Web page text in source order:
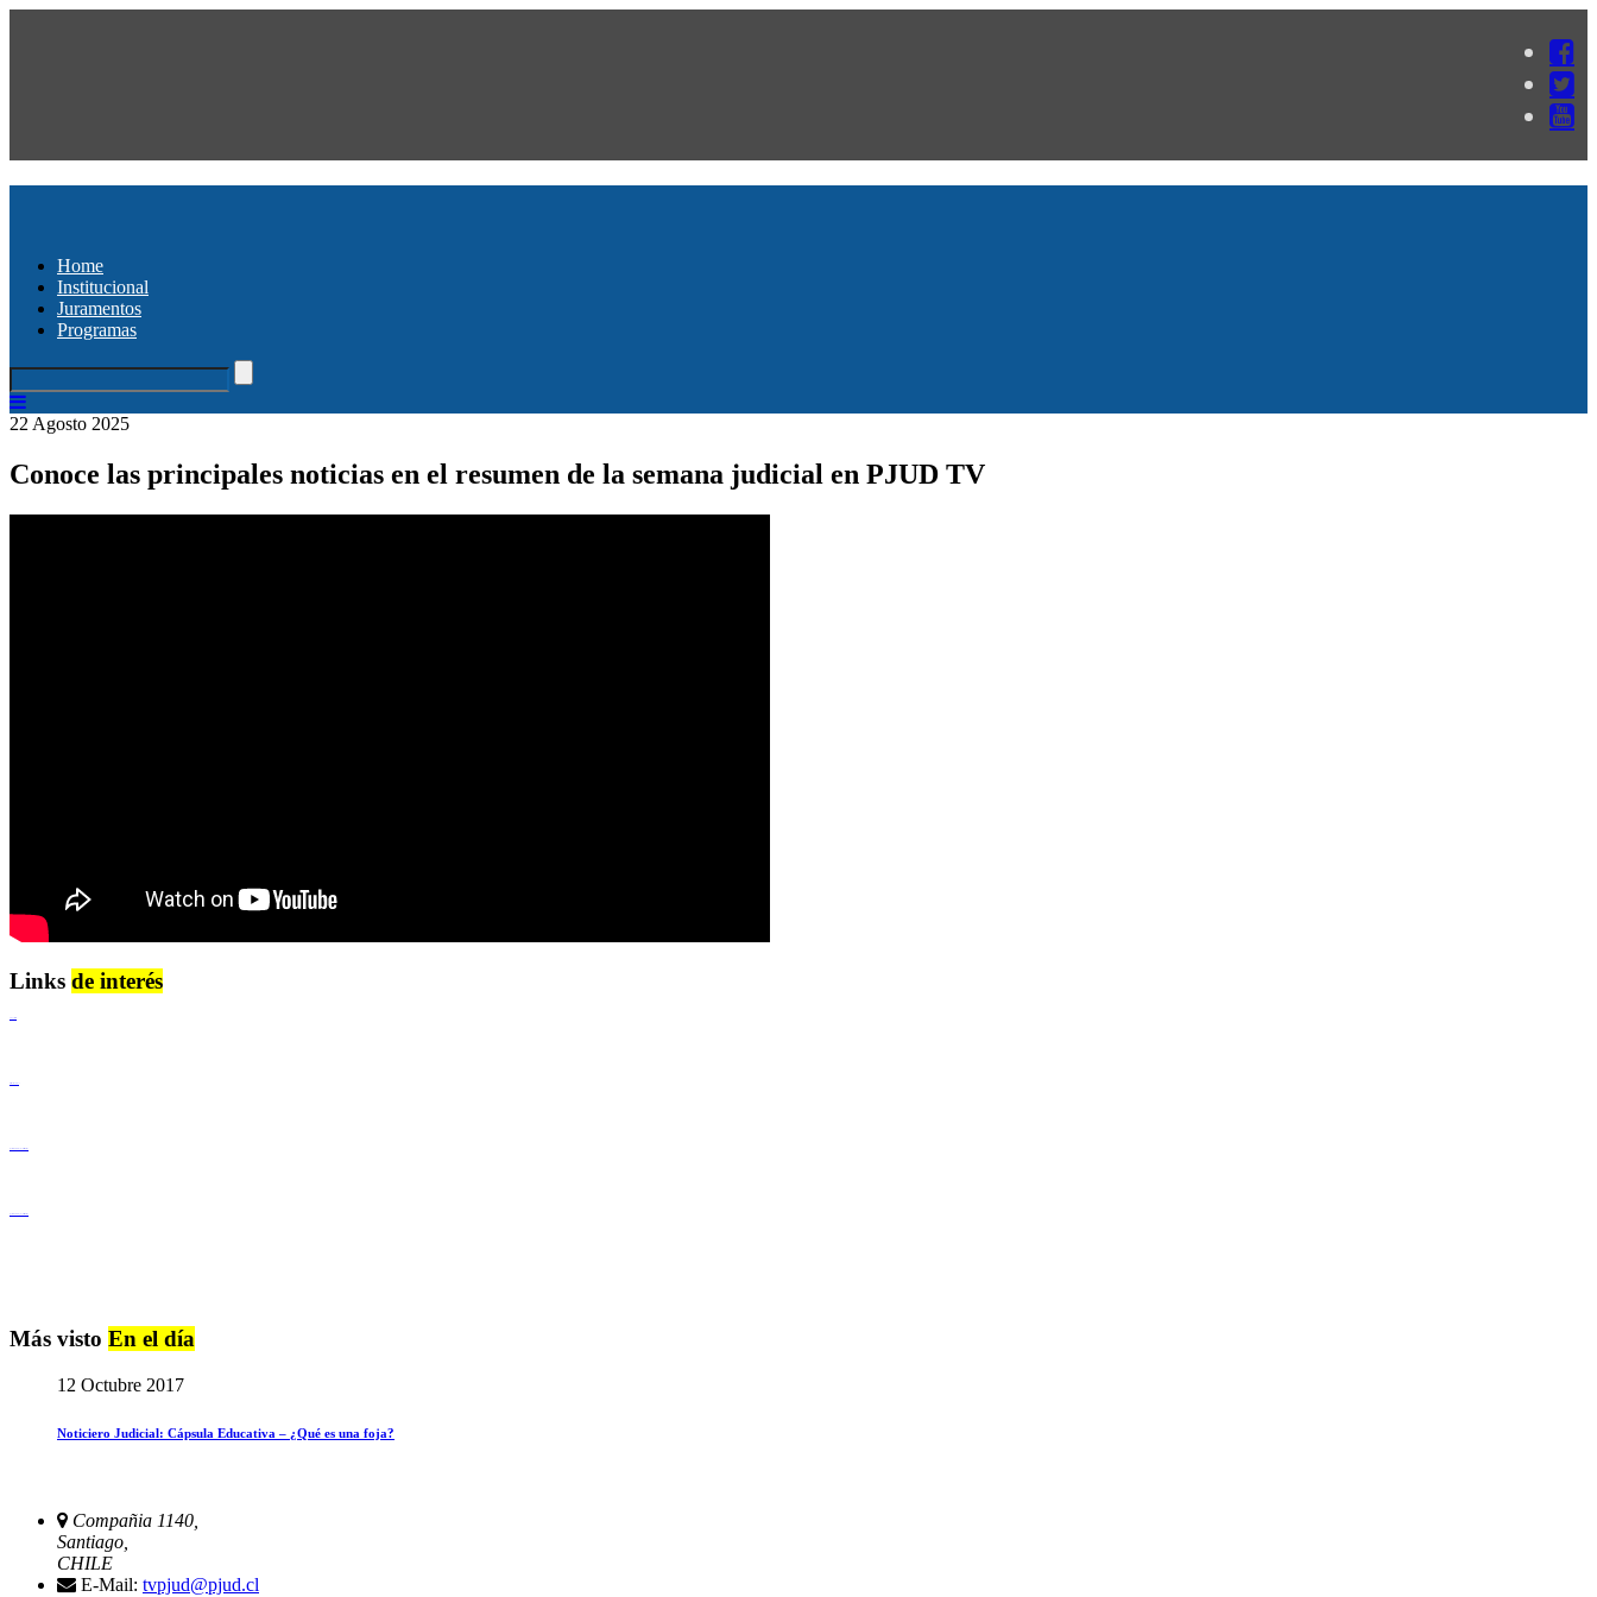
Home
Institucional
Juramentos
Programas
22 Agosto 2025
Conoce las principales noticias en el resumen de la semana judicial en PJUD TV
Links de interés
Más visto En el día
12 Octubre 2017
Noticiero Judicial: Cápsula Educativa – ¿Qué es una foja?
Compañia 1140,
Santiago,
CHILE
E-Mail: tvpjud@pjud.cl